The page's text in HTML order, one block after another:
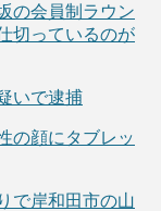
の会員制ラウン
切っているのが
いで逮捕
の顔にタブレッ
で岸和田市の山